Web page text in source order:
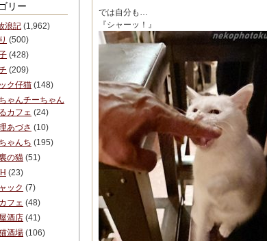
では自分も…
『シャーッ！』
リー
浪記 (1,962)
(500)
(428)
(209)
ク仔猫 (148)
ゃんチーちゃん
カフェ (24)
あづさ (10)
ゃんち (195)
の猫 (51)
(23)
ック (7)
フェ (48)
酒店 (41)
酒場 (106)